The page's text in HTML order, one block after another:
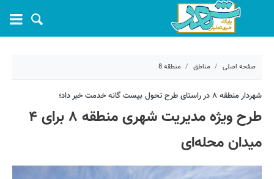
صفحه اصلی مناطق منطقه 8
۱۲ دی ۱۴۰۲ - ۱۲:۵۵
کد مطلب:47490
شهردار منطقه ۸ در راستای طرح تحول بیست گانه خدمت خبر داد؛
طرح ویژه مدیریت شهری منطقه ۸ برای ۴
میدان محله‌ای